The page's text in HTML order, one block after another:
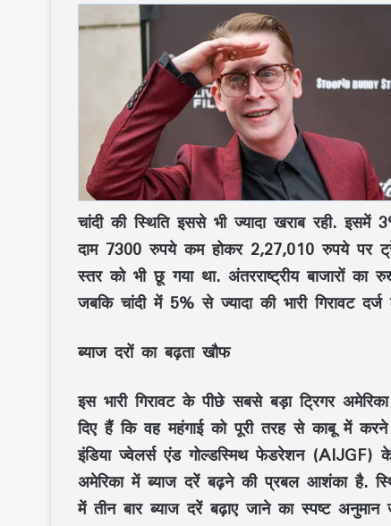
चांदी की स्थिति इससे भी ज्यादा खराब रही.
दाम 7300 रुपये कम होकर 2,27,010 रुपये पर
स्तर को भी छू गया था. अंतरराष्ट्रीय बाजारों का
जबकि चांदी में 5% से ज्यादा की भारी गिरावट
ब्याज दरों का बढ़ता खौफ
इस भारी गिरावट के पीछे सबसे बड़ा ट्रिगर
दिए हैं कि वह महंगाई को पूरी तरह से काबू में
इंडिया ज्वेलर्स एंड गोल्डस्मिथ फेडरेशन (AIJGF) के
अमेरिका में ब्याज दरें बढ़ने की प्रबल आशंका है.
में तीन बार ब्याज दरें बढ़ाए जाने का स्पष्ट अनुमान